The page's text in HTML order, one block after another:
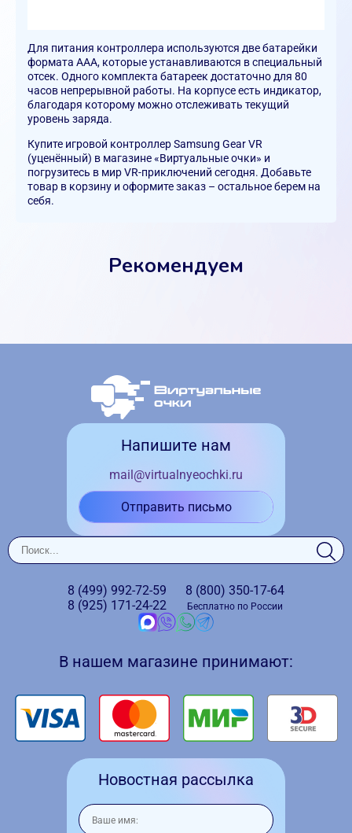
Для питания контроллера используются две батарейки
формата ААА, которые устанавливаются в специальный
отсек. Одного комплекта батареек достаточно для 80
часов непрерывной работы. На корпусе есть индикатор,
благодаря которому можно отслеживать текущий
уровень заряда.
Купите игровой контроллер Samsung Gear VR
(уценённый) в магазине «Виртуальные очки» и
погрузитесь в мир VR-приключений сегодня. Добавьте
товар в корзину и оформите заказ – остальное берем на
себя.
Рекомендуем
Напишите нам
mail@virtualnyeochki.ru
Отправить письмо
8 (499) 992-72-59
8 (925) 171-24-22
8 (800) 350-17-64
Бесплатно по России
В нашем магазине принимают:
Новостная рассылка